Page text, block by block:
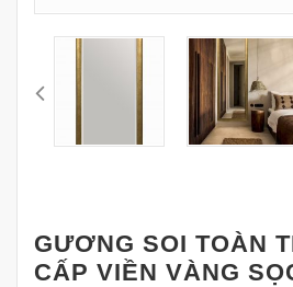
GƯƠNG SOI TOÀN
CẤP VIỀN VÀNG